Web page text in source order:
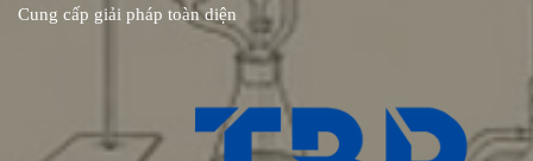
Cung cấp giải pháp toàn diện